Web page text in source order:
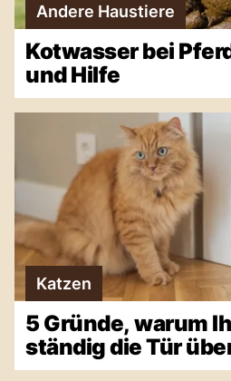
Andere Haustiere
Kotwasser bei
und Hilfe
Katzen
5 Gründe, warum
ständig die Tür